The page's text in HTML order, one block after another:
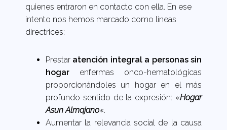
quienes entraron en contacto con ella. En ese
intento nos hemos marcado como líneas
directrices:
Prestar atención integral a personas sin
hogar enfermas onco-hematológicas
proporcionándoles un hogar en el más
profundo sentido de la expresión: «Hogar
Asun Almajano«.
Aumentar la relevancia social de la causa